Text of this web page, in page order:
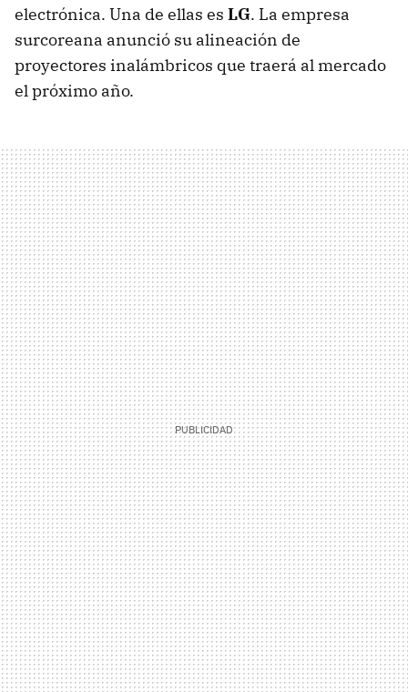
electrónica. Una de ellas es LG. La empresa
surcoreana anunció su alineación de
proyectores inalámbricos que traerá al mercado
el próximo año.